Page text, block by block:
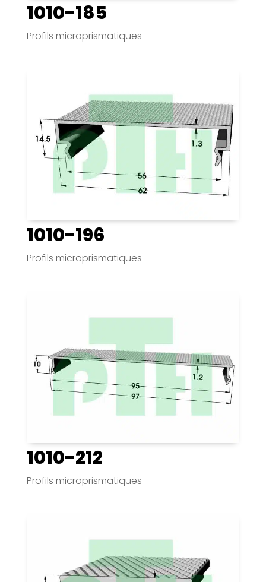
1010-185
Profils microprismatiques
1010-196
Profils microprismatiques
1010-212
Profils microprismatiques